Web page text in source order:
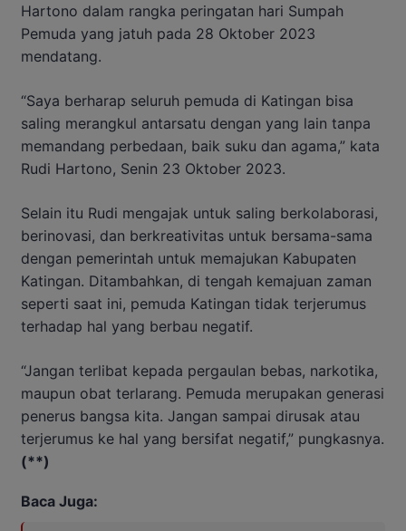
Hartono dalam rangka peringatan hari Sumpah
Pemuda yang jatuh pada 28 Oktober 2023
mendatang.
“Saya berharap seluruh pemuda di Katingan bisa
saling merangkul antarsatu dengan yang lain tanpa
memandang perbedaan, baik suku dan agama,” kata
Rudi Hartono, Senin 23 Oktober 2023.
Selain itu Rudi mengajak untuk saling berkolaborasi,
berinovasi, dan berkreativitas untuk bersama-sama
dengan pemerintah untuk memajukan Kabupaten
Katingan. Ditambahkan, di tengah kemajuan zaman
seperti saat ini, pemuda Katingan tidak terjerumus
terhadap hal yang berbau negatif.
“Jangan terlibat kepada pergaulan bebas, narkotika,
maupun obat terlarang. Pemuda merupakan generasi
penerus bangsa kita. Jangan sampai dirusak atau
terjerumus ke hal yang bersifat negatif,” pungkasnya.
(**)
Baca Juga: